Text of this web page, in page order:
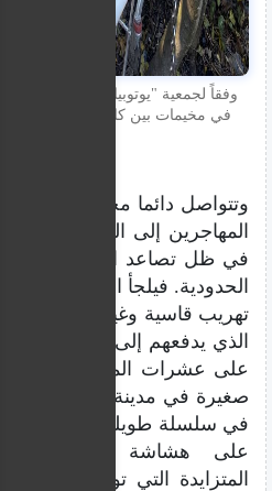
في مخيمات بين كاليه ودانكيرك،
وتتواصل دائما محاولات
المهاجرين إلى الهروب
في ظل تصاعد الضغوط الأمنية
الحدودية. فيلجأ العديد من
تهريب قاسية وغير آمنة،
الذي يدفعهم إلى المجازفة
على عشرات المهاجرين
صغيرة في مدينة إتابل ليست
في سلسلة طويلة من الوقائع
على هشاشة أوضاعهم،
المتزايدة التي تواجهها